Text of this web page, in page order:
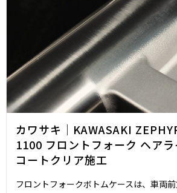
カワサキ｜KAWASAKI
1100 フロントフォーク ヘア
コートクリア施工
フロントフォークボトムケースは、車両